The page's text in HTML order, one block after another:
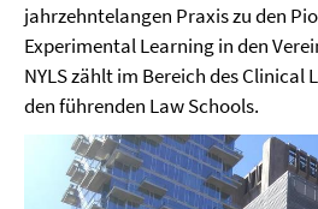
jahrzehntelangen Praxis zu den
Experimental Learning in den
NYLS zählt im Bereich des Clinical
den führenden Law Schools.